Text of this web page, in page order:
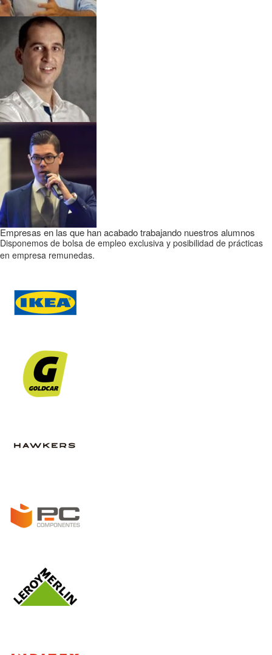
Empresas en las que han acabado trabajando nuestros alumnos
Disponemos de bolsa de empleo exclusiva y posibilidad de prácticas
en empresa remunedas.